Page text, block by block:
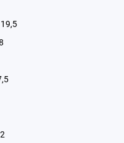
19,5